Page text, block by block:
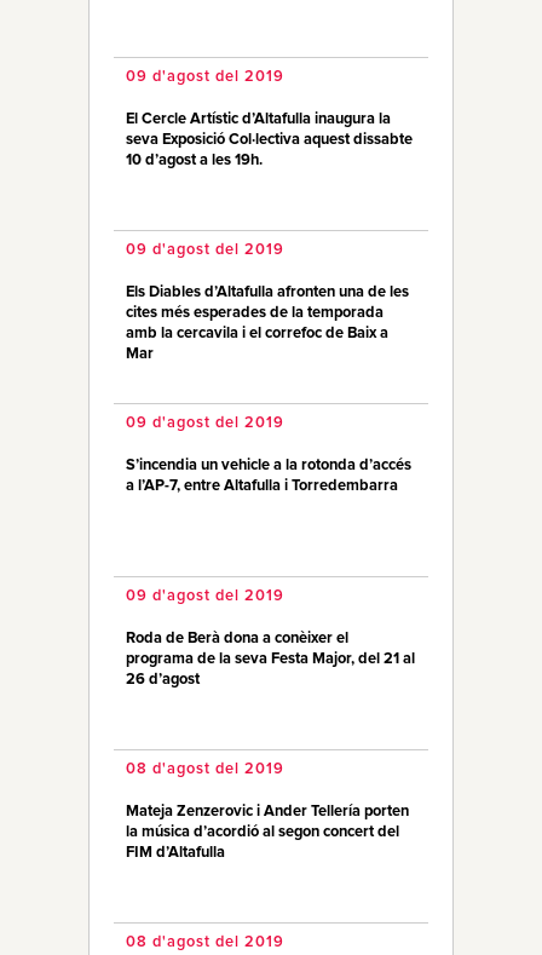
09 d'agost del 2019
El Cercle Artístic d’Altafulla inaugura la
seva Exposició Col·lectiva aquest dissabte
10 d’agost a les 19h.
09 d'agost del 2019
Els Diables d’Altafulla afronten una de les
cites més esperades de la temporada
amb la cercavila i el correfoc de Baix a
Mar
09 d'agost del 2019
S’incendia un vehicle a la rotonda d’accés
a l’AP-7, entre Altafulla i Torredembarra
09 d'agost del 2019
Roda de Berà dona a conèixer el
programa de la seva Festa Major, del 21 al
26 d’agost
08 d'agost del 2019
Mateja Zenzerovic i Ander Tellería porten
la música d’acordió al segon concert del
FIM d’Altafulla
08 d'agost del 2019